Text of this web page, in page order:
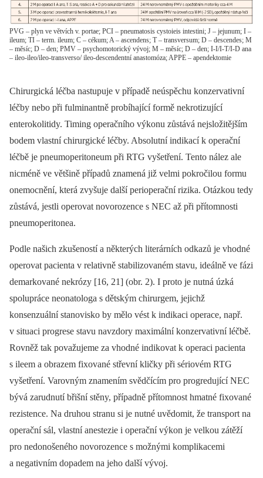
PVG – plyn ve větvích v. portae; PCI – pneumatosis cystoieis intestini; J – jejunum; I –
ileum; TI – term. ileum; C – cékum; A – ascendens; T – transversum; D – descendes; M
– měsíc; D – den; PMV – psychomotorický vývoj; M – měsíc; D – den; I-I/I-T/I-D ana
– ileo-ileo/ileo-transverso/ ileo-descendentní anastomóza; APPE – apendektomie
Chirurgická léčba nastupuje v případě neúspěchu konzervativní
léčby nebo při fulminantně probíhající formě nekrotizující
enterokolitidy. Timing operačního výkonu zůstává nejsložitějším
bodem vlastní chirurgické léčby. Absolutní indikací k operační
léčbě je pneumoperitoneum při RTG vyšetření. Tento nález ale
nicméně ve většině případů znamená již velmi pokročilou formu
onemocnění, která zvyšuje další perioperační rizika. Otázkou tedy
zůstává, jestli operovat novorozence s NEC až při přítomnosti
pneumoperitonea.
Podle našich zkušeností a některých literárních odkazů je vhodné
operovat pacienta v relativně stabilizovaném stavu, ideálně ve fázi
demarkované nekrózy [16, 21] (obr. 2). I proto je nutná úzká
spolupráce neonatologa s dětským chirurgem, jejichž
konsenzuální stanovisko by mělo vést k indikaci operace, např.
v situaci progrese stavu navzdory maximální konzervativní léčbě.
Rovněž tak považujeme za vhodné indikovat k operaci pacienta
s ileem a obrazem fixované střevní kličky při sériovém RTG
vyšetření. Varovným znamením svědčícím pro progredující NEC
bývá zarudnutí břišní stěny, případně přítomnost hmatné fixované
rezistence. Na druhou stranu si je nutné uvědomit, že transport na
operační sál, vlastní anestezie i operační výkon je velkou zátěží
pro nedonošeného novorozence s možnými komplikacemi
a negativním dopadem na jeho další vývoj.